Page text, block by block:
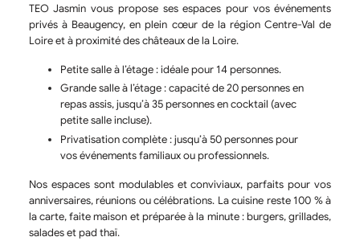
TEO Jasmin vous propose ses espaces pour vos événements
privés à Beaugency, en plein cœur de la région Centre-Val de
Loire et à proximité des châteaux de la Loire.
Petite salle à l’étage: idéale pour 14 personnes.
Grande salle à l’étage: capacité de 20 personnes en
repas assis, jusqu’à 35 personnes en cocktail (avec
petite salle incluse).
Privatisation complète: jusqu’à 50 personnes pour
vos événements familiaux ou professionnels.
Nos espaces sont modulables et conviviaux, parfaits pour vos
anniversaires, réunions ou célébrations. La cuisine reste100 % à
la carte, faite maison et préparée à la minute : burgers, grillades,
salades et pad thaï.